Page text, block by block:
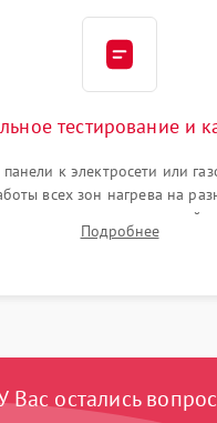
тестирование и
к электросети или
всех зон нагрева на
управления,
тепла и систем защиты от
Подробнее
Вас остались